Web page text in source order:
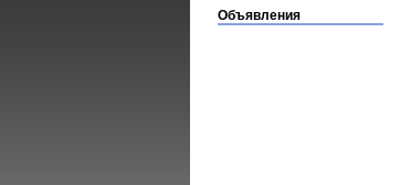
Объявления